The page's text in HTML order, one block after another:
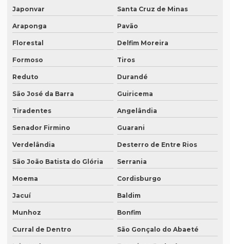
Quanto custa uma tradução juramentada
Quanto custa uma tradução juramentada em francês
Quanto custa uma tradução juramentada em italiano
Quem faz tradução de artigos científicos
Quem faz tradução simultânea teams
Quem faz transcrição de áudio em portugues
Rádios para tradução simultânea
Revisão de artigos científicos
Revisão gramatical profissional
Revisão em ingles
Revisão em ingles tradução
Revisão de manuscritos literários
Japonvar Santa Cruz de Minas
Araponga Pavão
Florestal Delfim Moreira
Formoso Tiros
Reduto Durandé
São José da Barra Guiricema
Tiradentes Angelândia
Senador Firmino Guarani
Verdelândia Desterro de Entre Rios
São João Batista do Glória Serrania
Moema Cordisburgo
Jacuí Baldim
Munhoz Bonfim
Curral de Dentro São Gonçalo do Abaeté